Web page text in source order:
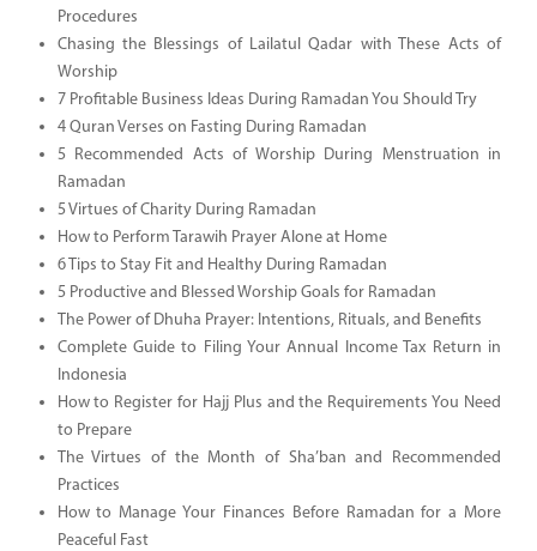
Procedures
Chasing the Blessings of Lailatul Qadar with These Acts of
Worship
7 Profitable Business Ideas During Ramadan You Should Try
4 Quran Verses on Fasting During Ramadan
5 Recommended Acts of Worship During Menstruation in
Ramadan
5 Virtues of Charity During Ramadan
How to Perform Tarawih Prayer Alone at Home
6 Tips to Stay Fit and Healthy During Ramadan
5 Productive and Blessed Worship Goals for Ramadan
The Power of Dhuha Prayer: Intentions, Rituals, and Benefits
Complete Guide to Filing Your Annual Income Tax Return in
Indonesia
How to Register for Hajj Plus and the Requirements You Need
to Prepare
The Virtues of the Month of Sha’ban and Recommended
Practices
How to Manage Your Finances Before Ramadan for a More
Peaceful Fast